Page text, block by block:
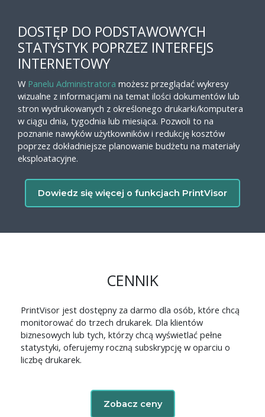
DOSTĘP DO PODSTAWOWYCH
STATYSTYK POPRZEZ INTERFEJS
INTERNETOWY
W Panelu Administratora możesz przeglądać wykresy
wizualne z informacjami na temat ilości dokumentów lub
stron wydrukowanych z określonego drukarki/komputera
w ciągu dnia, tygodnia lub miesiąca. Pozwoli to na
poznanie nawyków użytkowników i redukcję kosztów
poprzez dokładniejsze planowanie budżetu na materiały
eksploatacyjne.
Dowiedz się więcej o funkcjach PrintVisor
CENNIK
PrintVisor jest dostępny za darmo dla osób, które chcą
monitorować do trzech drukarek. Dla klientów
biznesowych lub tych, którzy chcą wyświetlać pełne
statystyki, oferujemy roczną subskrypcję w oparciu o
liczbę drukarek.
Zobacz ceny